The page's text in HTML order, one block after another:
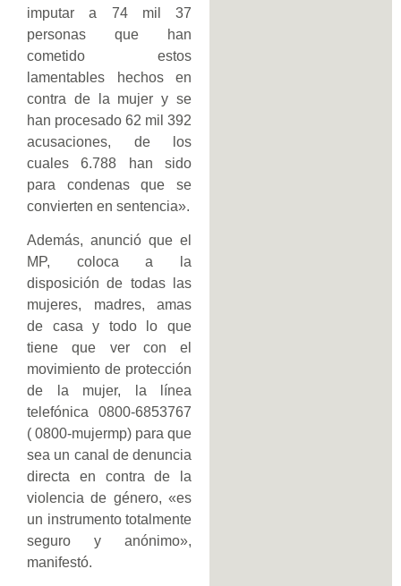
imputar a 74 mil 37
personas que han
cometido estos
lamentables hechos en
contra de la mujer y se
han procesado 62 mil 392
acusaciones, de los
cuales 6.788 han sido
para condenas que se
convierten en sentencia».
Además, anunció que el
MP, coloca a la
disposición de todas las
mujeres, madres, amas
de casa y todo lo que
tiene que ver con el
movimiento de protección
de la mujer, la línea
telefónica 0800-6853767
( 0800-mujermp) para que
sea un canal de denuncia
directa en contra de la
violencia de género, «es
un instrumento totalmente
seguro y anónimo»,
manifestó.